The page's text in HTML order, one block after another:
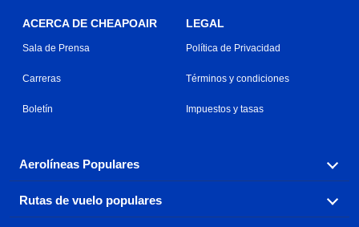
ACERCA DE CHEAPOAIR
Sala de Prensa
Carreras
Boletín
LEGAL
Política de Privacidad
Términos y condiciones
Impuestos y tasas
Aerolíneas Populares
Explora nuestras opciones de tarifas aéreas baratas por
aerolínea, con más de 500 opciones para elegir.
Rutas de vuelo populares